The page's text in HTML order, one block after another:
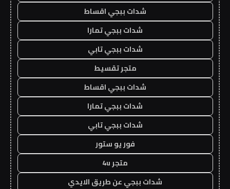
شدات ببجي اقساط
شدات ببجي تمارا
شدات ببجي تابي
متجر تقسيط
شدات ببجي اقساط
شدات ببجي تمارا
شدات ببجي تابي
فور يو ستور
متجر 4u
شدات ببجي عن طريق الايدي